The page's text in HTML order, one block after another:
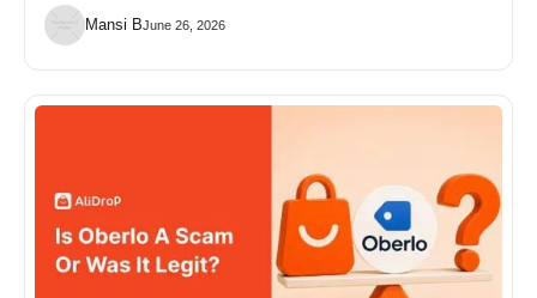
Mansi BJune 26, 2026